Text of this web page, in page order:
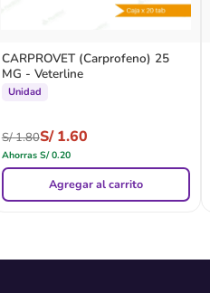
CARPROVET (Carprofeno) 25
MG - Veterline
Unidad
S/1.80S/1.60
Ahorras S/0.20
Agregar al carrito